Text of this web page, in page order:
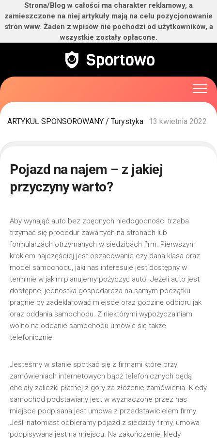
Strona/Blog w całości ma charakter reklamowy, a
zamieszczone na niej artykuły mają na celu pozycjonowanie
stron www. Żaden z wpisów nie pochodzi od użytkowników, a
wszystkie zostały opłacone.
ARTYKUŁ SPONSOROWANY / Turystyka · 13 kwietnia 2022
Pojazd na najem – z jakiej
przyczyny warto?
Aby wynająć auto bez zbędnych niedogodności trzeba
trzymać się procedur zawartych na stronach lub
formularzach otrzymanych w siedzibach firm. Pierwszym
krokiem najczęściej jest oszacowanie czy dana klasa oraz
model samochodu, jaki nas interesuje jest dostępny w
terminie w jakim planujemy pożyczyć auto. Jeżeli auto jest
dostępne, jednostka gospodarcza na samym początku
pragnie by zadeklarować miejsce oraz godzinę odbioru jak
oraz oddania samochodu. Z niektórymi wypożyczalniami
wolno na oddanie samochodu umówić się także
telefonicznie.
Jesteśmy w stanie spotkać się z firmami które przy
zamówieniach internetowych bądź telefonicznych będą
chciały zaliczki płatnej z góry za złożenie zamówienia. Kiedy
samochód podstawiany jest w wyznaczone przez nas
miejsce podpisana jest umowa z przedstawicielem firmy.
Jeśli natomiast odbieramy pojazd z siedziby firmy, umowa
podpisywana jest na miejscu. Na zakończenie, kiedy